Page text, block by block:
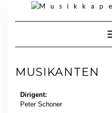
MUSIKANTEN
Dirigent:
Peter Schoner